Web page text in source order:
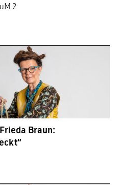
2
Braun: